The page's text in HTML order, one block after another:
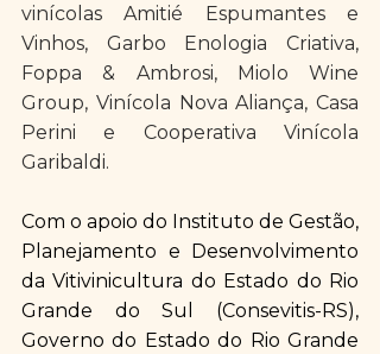
vinícolas Amitié Espumantes e
Vinhos, Garbo Enologia Criativa,
Foppa & Ambrosi, Miolo Wine
Group, Vinícola Nova Aliança, Casa
Perini e Cooperativa Vinícola
Garibaldi.
Com o apoio do Instituto de Gestão,
Planejamento e Desenvolvimento
da Vitivinicultura do Estado do Rio
Grande do Sul (Consevitis-RS),
Governo do Estado do Rio Grande